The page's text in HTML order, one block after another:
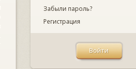
Забыли пароль?
Регистрация